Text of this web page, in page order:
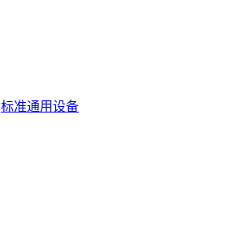
标准通用设备